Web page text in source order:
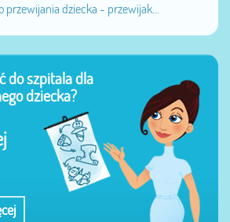
przewijania dziecka - przewijak...
do szpitala dla
dziecka?